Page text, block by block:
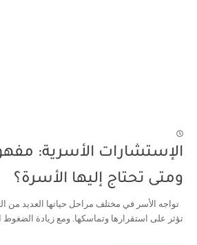
الإستشارات الأسرية:
ومتى تحتاج إليها الأسرة؟
تواجه الأسر في مختلف مراحل حياتها العديد من
تؤثر على استقرارها وتماسكها. ومع زيادة الضغوط